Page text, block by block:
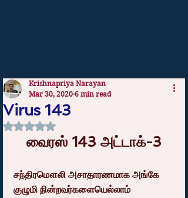
Virus 143
Krishnapriya Narayan
Mar 30, 2020 6 min read
Rated NaN out of 5 stars.
வைரஸ் 143 அட்டாக்-3
சந்திரமௌலி அசாதாரணமாக அங்கே
குழுமி நின்றவர்களையெல்லாம்